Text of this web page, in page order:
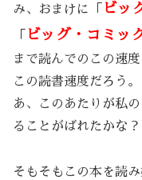
み、おまけに「 ビッ
「 ビッグ・コミッ
まで読んでのこの速
この読書速度だろう。
あ、このあたりが私
ることがばれたかな？
そもそもこの本を読